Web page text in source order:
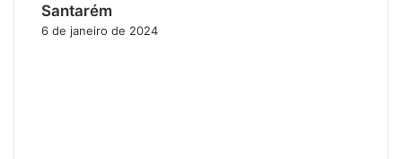
Santarém
6 de janeiro de 2024